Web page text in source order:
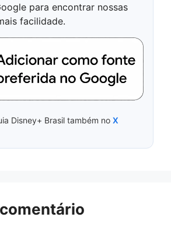
para encontrar nossas
facilidade.
Disney+ Brasil também no X